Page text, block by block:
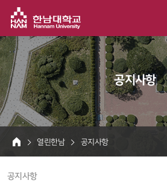
공지사항
HOME
열린한남 공지사항
공지사항